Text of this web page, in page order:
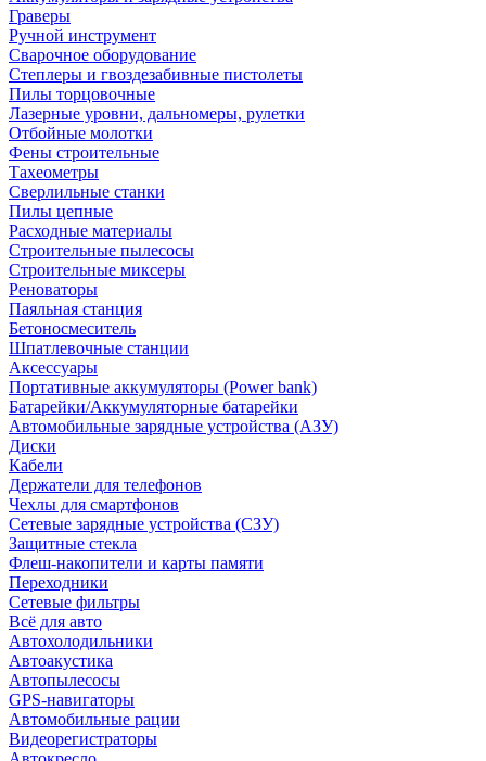
Граверы
Ручной инструмент
Сварочное оборудование
Степлеры и гвоздезабивные пистолеты
Пилы торцовочные
Лазерные уровни, дальномеры, рулетки
Отбойные молотки
Фены строительные
Тахеометры
Сверлильные станки
Пилы цепные
Расходные материалы
Строительные пылесосы
Строительные миксеры
Реноваторы
Паяльная станция
Бетоносмеситель
Шпатлевочные станции
Аксессуары
Портативные аккумуляторы (Power bank)
Батарейки/Аккумуляторные батарейки
Автомобильные зарядные устройства (АЗУ)
Диски
Кабели
Держатели для телефонов
Чехлы для смартфонов
Сетевые зарядные устройства (СЗУ)
Защитные стекла
Флеш-накопители и карты памяти
Переходники
Сетевые фильтры
Всё для авто
Автохолодильники
Автоакустика
Автопылесосы
GPS-навигаторы
Автомобильные рации
Видеорегистраторы